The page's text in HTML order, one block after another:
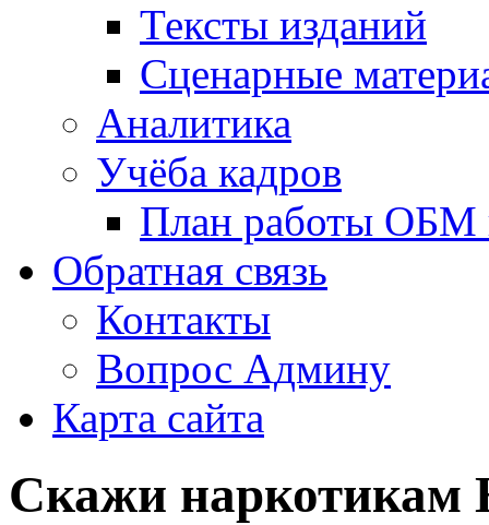
Тексты изданий
Сценарные
Аналитика
Учёба кадров
План работы ОБМ
Обратная связь
Контакты
Вопрос Админу
Карта сайта
Скажи